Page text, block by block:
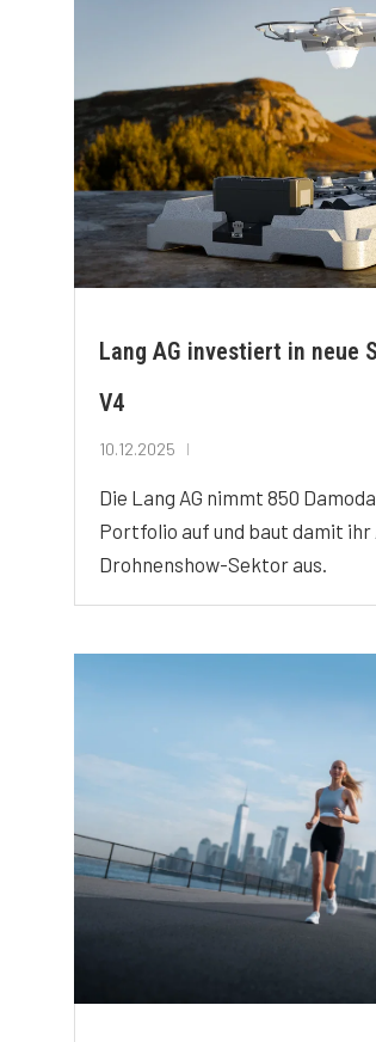
Lang AG investiert in neue
V4
10.12.2025
Die Lang AG nimmt 850
Portfolio auf und baut damit ihr
Drohnenshow-Sektor aus.